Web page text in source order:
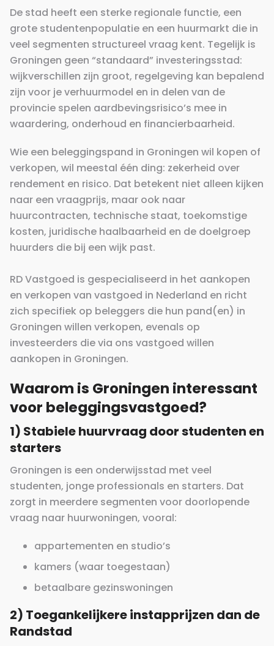
De stad heeft een sterke regionale functie, een
grote studentenpopulatie en een huurmarkt die in
veel segmenten structureel vraag kent. Tegelijk is
Groningen geen “standaard” investeringsstad:
wijkverschillen zijn groot, regelgeving kan bepalend
zijn voor je verhuurmodel en in delen van de
provincie spelen aardbevingsrisico’s mee in
waardering, onderhoud en financierbaarheid.
Wie een beleggingspand in Groningen wil kopen of
verkopen, wil meestal één ding: zekerheid over
rendement en risico. Dat betekent niet alleen kijken
naar een vraagprijs, maar ook naar
huurcontracten, technische staat, toekomstige
kosten, juridische haalbaarheid en de doelgroep
huurders die bij een wijk past.
RD Vastgoed is gespecialiseerd in het aankopen
en verkopen van vastgoed in Nederland en richt
zich specifiek op beleggers die hun pand(en) in
Groningen willen verkopen, evenals op
investeerders die via ons vastgoed willen
aankopen in Groningen.
Waarom is Groningen interessant
voor beleggingsvastgoed?
1) Stabiele huurvraag door studenten en
starters
Groningen is een onderwijsstad met veel
studenten, jonge professionals en starters. Dat
zorgt in meerdere segmenten voor doorlopende
vraag naar huurwoningen, vooral:
appartementen en studio’s
kamers (waar toegestaan)
betaalbare gezinswoningen
2) Toegankelijkere instapprijzen dan de
Randstad